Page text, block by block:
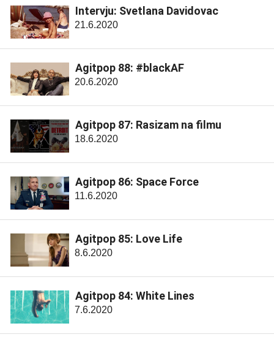
Intervju: Svetlana Davidovac
21.6.2020
Agitpop 88: #blackAF
20.6.2020
Agitpop 87: Rasizam na filmu
18.6.2020
Agitpop 86: Space Force
11.6.2020
Agitpop 85: Love Life
8.6.2020
Agitpop 84: White Lines
7.6.2020